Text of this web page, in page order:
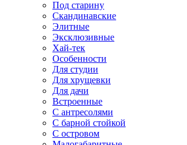
Под старину
Скандинавские
Элитные
Эксклюзивные
Хай-тек
Особенности
Для студии
Для хрущевки
Для дачи
Встроенные
С антресолями
С барной стойкой
С островом